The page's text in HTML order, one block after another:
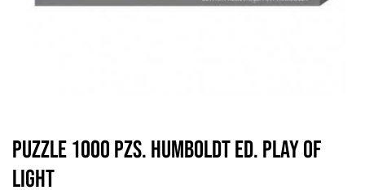
Puzzle 1000 pzs. Humboldt Ed. Play of
Light